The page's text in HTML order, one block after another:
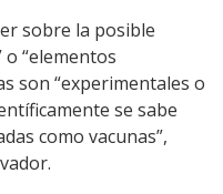
sobre la posible
“elementos
son “experimentales o
se sabe
como vacunas”,